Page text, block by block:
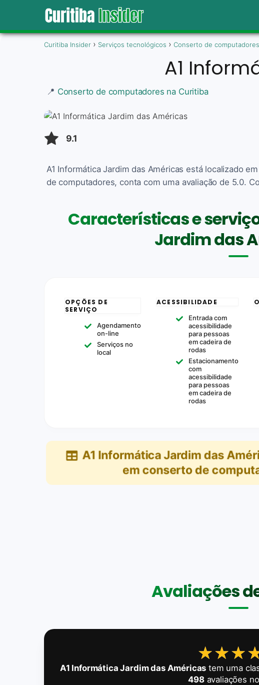
Curitiba Insider Serviços tecnológicos Conserto de computadores
A1
📍 Conserto de computadores na Curitiba
9.1
A1 Informática Jardim das Américas está localizado
de computadores, conta com uma avaliação de 5.0.
Características e
Jardim das
OPÇÕES DE
SERVIÇO
Agendamento
on-line
Serviços no
local
ACESSIBILIDADE
Entrada com
acessibilidade
para pessoas
em cadeira de
rodas
Estacionamento
com
acessibilidade
para pessoas
em cadeira de
rodas
A1 Informática Jardim das
em conserto de
Avaliações
A1 Informática Jardim das Américas tem uma
498avaliações